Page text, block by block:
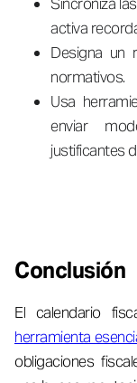
activa
Designa un
normativos.
Usa
enviar
justificantes
Conclusión
El calendario
herramienta
obligaciones